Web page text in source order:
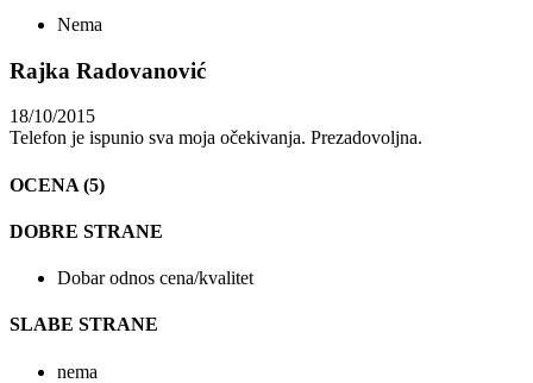
Nema
Rajka Radovanović
18/10/2015
Telefon je ispunio sva moja očekivanja. Prezadovoljna.
OCENA (5)
DOBRE STRANE
Dobar odnos cena/kvalitet
SLABE STRANE
nema